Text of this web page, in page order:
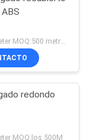
$0.6 per meter MOQ:500 metros
redondo
MOQ:los 500M